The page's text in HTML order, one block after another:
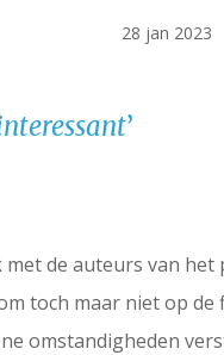
28 jan 2023
’
de auteurs van
toch maar niet op
omstandigheden